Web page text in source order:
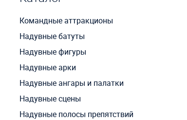
Командные аттракционы
Надувные батуты
Надувные фигуры
Надувные арки
Надувные ангары и палатки
Надувные сцены
Надувные полосы препятствий